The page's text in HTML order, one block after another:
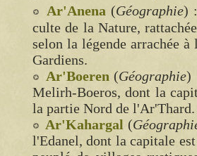
Ar'Anena (Géographie)
culte de la Nature,
selon la légende arrachée
Gardiens.
Ar'Boeren (Géographie)
Melirh-Boeros, dont la
la partie Nord de l'Ar'Thard.
Ar'Kahargal (
l'Edanel, dont la capitale